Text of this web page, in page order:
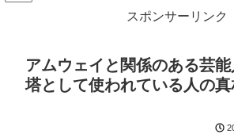
スポンサーリンク
アムウェイと関係のある芸
塔として使われている人の真